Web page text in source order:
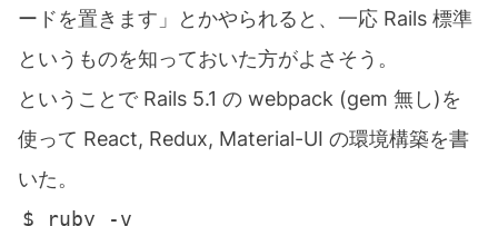
ードを置きます」とかやられると、一応 Rails 標準
というものを知っておいた方がよさそう。
ということで Rails 5.1 の webpack (gem 無し)を
使って React, Redux, Material-UI の環境構築を書
いた。